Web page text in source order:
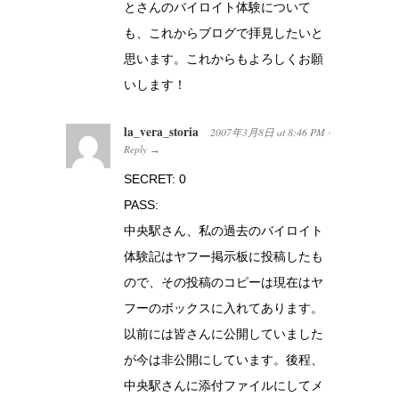
とさんのバイロイト体験について
も、これからブログで拝見したいと
思います。これからもよろしくお願
いします！
la_vera_storia 2007年3月8日 at 8:46 PM ·
Reply →
SECRET: 0
PASS:
中央駅さん、私の過去のバイロイト
体験記はヤフー掲示板に投稿したも
ので、その投稿のコピーは現在はヤ
フーのボックスに入れてあります。
以前には皆さんに公開していました
が今は非公開にしています。後程、
中央駅さんに添付ファイルにしてメ